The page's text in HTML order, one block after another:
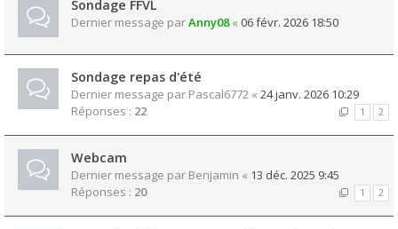
Sondage FFVL
Dernier message parAnny08« 06 févr. 2026 18:50
Sondage repas d'été
Dernier message par Pascal6772 « 24 janv. 2026 10:29
Réponses : 22 1 2
Webcam
Dernier message par Benjamin « 13 déc. 2025 9:45
Réponses : 20 1 2